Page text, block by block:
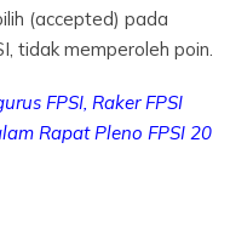
(accepted) pada
tidak memperoleh poin.
FPSI, Raker FPSI
Rapat Pleno FPSI 20